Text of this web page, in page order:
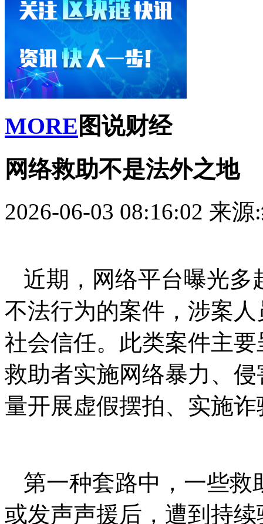
MORE 图说财经
网络救助不是法外之地
2026-06-03 08:16:02 来源
近期，网络平台曝光多
不法行为的案件，涉案
社会信任。此类案件主
救助者实施网络暴力、
量开展虚假摆拍、实施诈
第一种套路中，一些救
或发声声援后，遭到持